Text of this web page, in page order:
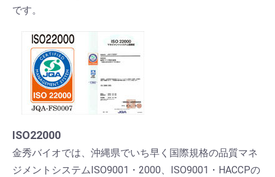
です。
ISO22000
金秀バイオでは、沖縄県でいち早く国際規格の品質マネ
ジメントシステムISO9001・2000、ISO9001・HACCPの